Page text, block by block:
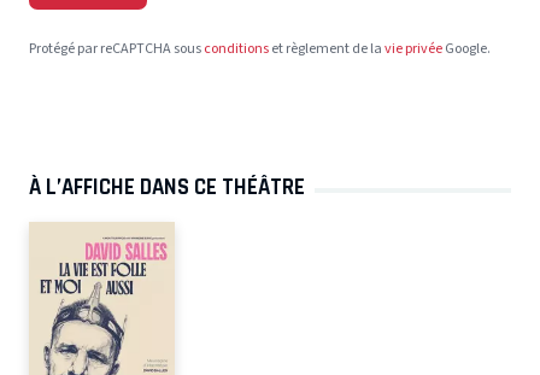
Protégé par reCAPTCHA sousconditionset règlement de lavie privéeGoogle.
À L’AFFICHE DANS CE THÉÂTRE